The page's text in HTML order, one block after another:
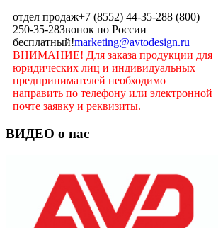
отдел продаж+7 (8552) 44-35-288 (800)
250-35-28Звонок по России
бесплатный!marketing@avtodesign.ru
ВНИМАНИЕ! Для заказа продукции для
юридических лиц и индивидуальных
предпринимателей необходимо
направить по телефону или электронной
почте заявку и реквизиты.
ВИДЕО о нас